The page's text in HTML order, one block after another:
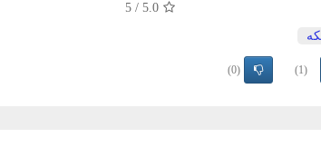
5.0
/ 5
(1)
(0)